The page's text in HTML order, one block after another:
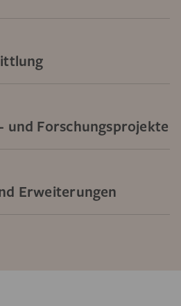
und Forschungsprojekte
Erweiterungen